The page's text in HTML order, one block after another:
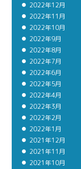
2022年12月
2022年11月
2022年10月
2022年9月
2022年8月
2022年7月
2022年6月
2022年5月
2022年4月
2022年3月
2022年2月
2022年1月
2021年12月
2021年11月
2021年10月